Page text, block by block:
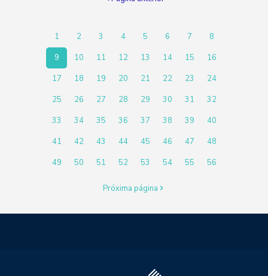
1 2 3 4 5 6 7
8
9
10 11 12 13 14 15
16
17
18 19 20 21 22 23
24
25
26 27 28 29 30 31
32
33
34 35 36 37 38 39
40
41
42 43 44 45 46 47
48
49
50 51 52 53 54 55 56
Próxima página